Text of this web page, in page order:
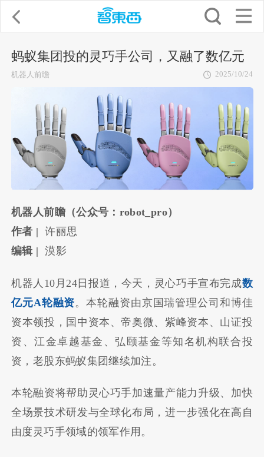
蚂蚁集团投的灵巧手公司，又融了数亿元
机器人前瞻 2025/10/24
机器人前瞻（公众号：robot_pro）
作者 |许丽思
编辑 |漠影
机器人10月24日报道，今天，灵心巧手宣布完成数
亿元A轮融资。本轮融资由京国瑞管理公司和博佳
资本领投，国中资本、帝奥微、紫峰资本、山证投
资、江金卓越基金、弘颐基金等知名机构联合投
资，老股东蚂蚁集团继续加注。
本轮融资将帮助灵心巧手加速量产能力升级、加快
全场景技术研发与全球化布局，进一步强化在高自
由度灵巧手领域的领军作用。